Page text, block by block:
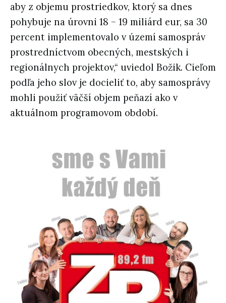
aby z objemu prostriedkov, ktorý sa dnes
pohybuje na úrovni 18 – 19 miliárd eur, sa 30
percent implementovalo v území samospráv
prostredníctvom obecných, mestských i
regionálnych projektov,“ uviedol Božik. Cieľom
podľa jeho slov je docieliť to, aby samosprávy
mohli použiť väčší objem peňazí ako v
aktuálnom programovom období.